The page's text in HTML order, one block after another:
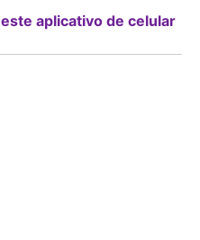
aplicativo de celular